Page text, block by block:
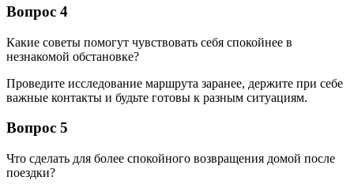
Вопрос 4
Какие советы помогут чувствовать себя спокойнее в
незнакомой обстановке?
Проведите исследование маршрута заранее, держите при себе
важные контакты и будьте готовы к разным ситуациям.
Вопрос 5
Что сделать для более спокойного возвращения домой после
поездки?